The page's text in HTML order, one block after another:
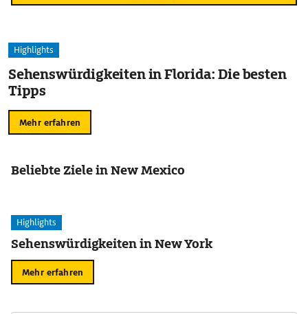
Highlights
Sehenswürdigkeiten in Florida: Die besten
Tipps
Mehr erfahren
Beliebte Ziele in New Mexico
Highlights
Sehenswürdigkeiten in New York
Mehr erfahren